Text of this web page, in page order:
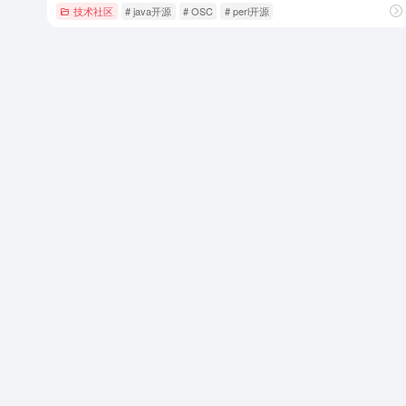
技术社区 # java开源 # OSC # perl开源